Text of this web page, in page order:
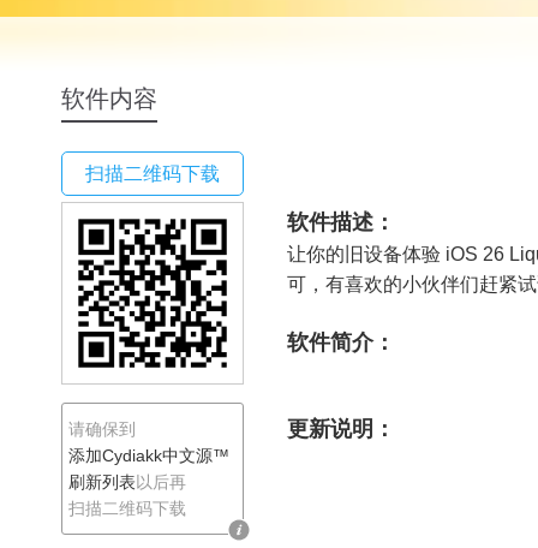
软件内容
扫描二维码下载
请确保到
添加Cydiakk中文源™
刷新列表 以后再
扫描二维码下载
软件描述：
让你的旧设备体验 iOS 26
可，有喜欢的小伙伴们赶紧
软件简介：
更新说明：